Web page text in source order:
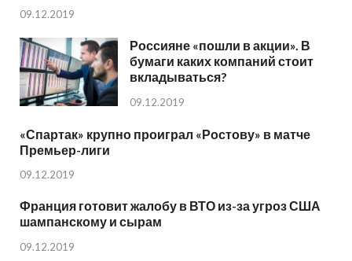
09.12.2019
Россияне «пошли в акции». В
бумаги каких компаний стоит
вкладываться?
09.12.2019
«Спартак» крупно проиграл «Ростову» в матче
Премьер-лиги
09.12.2019
Франция готовит жалобу в ВТО из-за угроз США
шампанскому и сырам
09.12.2019